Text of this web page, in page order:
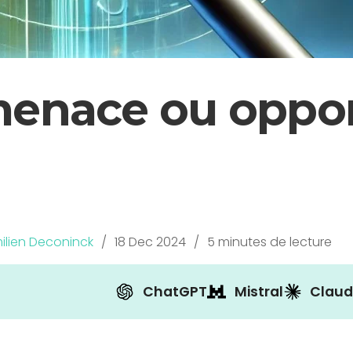
ou
Deconinck / 18 Dec 2024 / 5 minutes de lecture
ChatGPT Mistral